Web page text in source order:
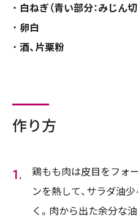
白ねぎ（青い部分：みじん切
卵白
酒、片栗粉
作り方
鶏もも肉は皮目をフォ
ンを熱して、サラダ油
く。肉から出た余分な